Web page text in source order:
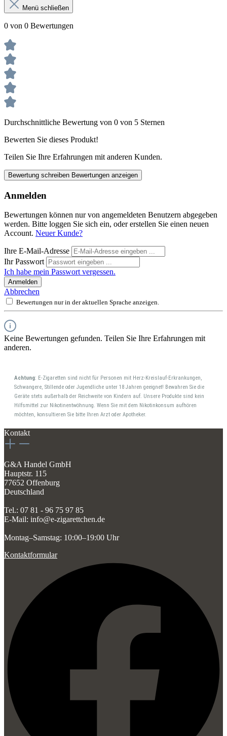
Menü schließen
0 von 0 Bewertungen
Durchschnittliche Bewertung von 0 von 5 Sternen
Bewerten Sie dieses Produkt!
Teilen Sie Ihre Erfahrungen mit anderen Kunden.
Bewertung schreiben Bewertungen anzeigen
Anmelden
Bewertungen können nur von angemeldeten Benutzern abgegeben
werden. Bitte loggen Sie sich ein, oder erstellen Sie einen neuen
Account. Neuer Kunde?
Ihre E-Mail-Adresse
Ihr Passwort
Ich habe mein Passwort vergessen.
Anmelden
Abbrechen
Bewertungen nur in der aktuellen Sprache anzeigen.
Keine Bewertungen gefunden. Teilen Sie Ihre Erfahrungen mit
anderen.
Achtung: E-Zigaretten sind nicht für Personen mit Herz-Kreislauf-Erkrankungen,
Schwangere, Stillende oder Jugendliche unter 18 Jahren geeignet! Bewahren Sie die
Geräte stets außerhalb der Reichweite von Kindern auf. Unsere Produkte sind kein
Hilfsmittel zur Nikotinentwöhnung. Wenn Sie mit dem Nikotinkonsum aufhören
möchten, konsultieren Sie bitte Ihren Arzt oder Apotheker.
Kontakt
G&A Handel GmbH
Hauptstr. 115
77652 Offenburg
Deutschland
Tel.: 07 81 - 96 75 97 85
E-Mail: info@e-zigarettchen.de
Montag–Samstag: 10:00–19:00 Uhr
Kontaktformular